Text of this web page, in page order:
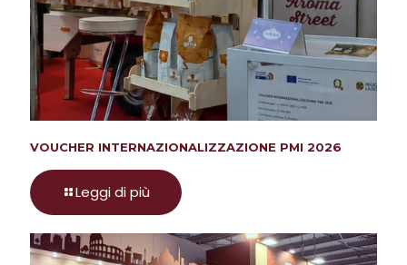
VOUCHER INTERNAZIONALIZZAZIONE PMI 2026
Leggi di più